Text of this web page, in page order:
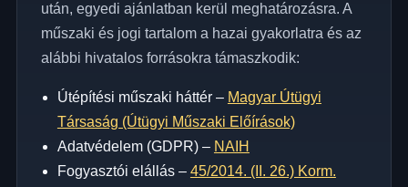
után, egyedi ajánlatban kerül meghatározásra. A
műszaki és jogi tartalom a hazai gyakorlatra és az
alábbi hivatalos forrásokra támaszkodik:
Útépítési műszaki háttér – Magyar Útügyi
Társaság (Útügyi Műszaki Előírások)
Adatvédelem (GDPR) – NAIH
Fogyasztói elállás – 45/2014. (II. 26.) Korm.